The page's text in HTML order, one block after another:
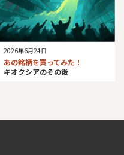
2026年6月24日
あの銘柄を買ってみた！
キオクシアのその後